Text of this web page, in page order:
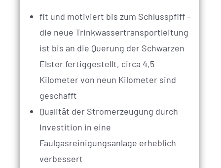
fit und motiviert bis zum Schlusspfiff –
die neue Trinkwassertransportleitung
ist bis an die Querung der Schwarzen
Elster fertiggestellt, circa 4,5
Kilometer von neun Kilometer sind
geschafft
Qualität der Stromerzeugung durch
Investition in eine
Faulgasreinigungsanlage erheblich
verbessert